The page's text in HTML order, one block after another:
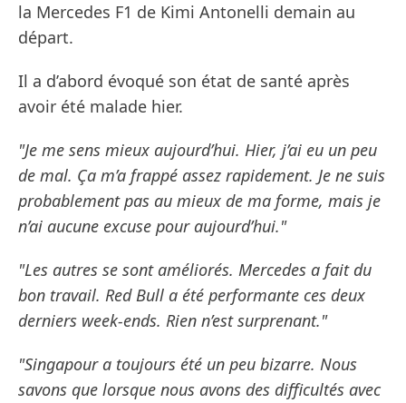
la Mercedes F1 de Kimi Antonelli demain au
départ.
Il a d’abord évoqué son état de santé après
avoir été malade hier.
"Je me sens mieux aujourd’hui. Hier, j’ai eu un peu
de mal. Ça m’a frappé assez rapidement. Je ne suis
probablement pas au mieux de ma forme, mais je
n’ai aucune excuse pour aujourd’hui."
"Les autres se sont améliorés. Mercedes a fait du
bon travail. Red Bull a été performante ces deux
derniers week-ends. Rien n’est surprenant."
"Singapour a toujours été un peu bizarre. Nous
savons que lorsque nous avons des difficultés avec